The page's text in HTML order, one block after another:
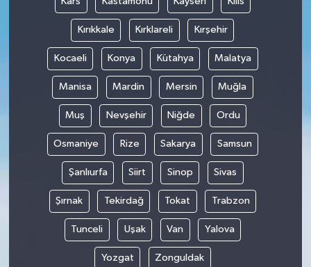
Kırıkkale Kırklareli Kırşehir
Kocaeli Konya Kütahya Malatya
Manisa Mardin Mersin Muğla
Muş Nevşehir Niğde Ordu
Osmaniye Rize Sakarya Samsun
Şanlıurfa Siirt Sinop Sivas
Şırnak Tekirdağ Tokat Trabzon
Tunceli Uşak Van Yalova
Yozgat Zonguldak